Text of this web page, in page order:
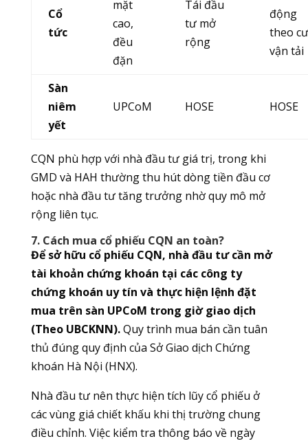
Cổ
tức
mặt
cao,
đều
đặn
Tái đầu
tư mở
rộng
động
theo
vận tải
Sàn
niêm
yết
UPCoM HOSE HOSE
CQN phù hợp với nhà đầu tư giá trị, trong khi
GMD và HAH thường thu hút dòng tiền đầu cơ
hoặc nhà đầu tư tăng trưởng nhờ quy mô mở
rộng liên tục.
7. Cách mua cổ phiếu CQN an toàn?
Để sở hữu cổ phiếu CQN, nhà đầu tư cần mở
tài khoản chứng khoán tại các công ty
chứng khoán uy tín và thực hiện lệnh đặt
mua trên sàn UPCoM trong giờ giao dịch
(Theo UBCKNN).Quy trình mua bán cần tuân
thủ đúng quy định của Sở Giao dịch Chứng
khoán Hà Nội (HNX).
Nhà đầu tư nên thực hiện tích lũy cổ phiếu ở
các vùng giá chiết khấu khi thị trường chung
điều chỉnh. Việc kiểm tra thông báo về ngày